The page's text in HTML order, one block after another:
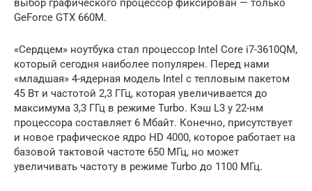
выбор графического процессор фиксирован — только
GeForce GTX 660M.
«Сердцем» ноутбука стал процессор Intel Core i7-3610QM,
который сегодня наиболее популярен. Перед нами
«младшая» 4-ядерная модель Intel с тепловым пакетом
45 Вт и частотой 2,3 ГГц, которая увеличивается до
максимума 3,3 ГГц в режиме Turbo. Кэш L3 у 22-нм
процессора составляет 6 Мбайт. Конечно, присутствует
и новое графическое ядро HD 4000, которое работает на
базовой тактовой частоте 650 МГц, но может
увеличивать частоту в режиме Turbo до 1100 МГц.